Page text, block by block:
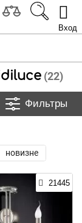
Вход
(22)
Фильтры
новизне
21445